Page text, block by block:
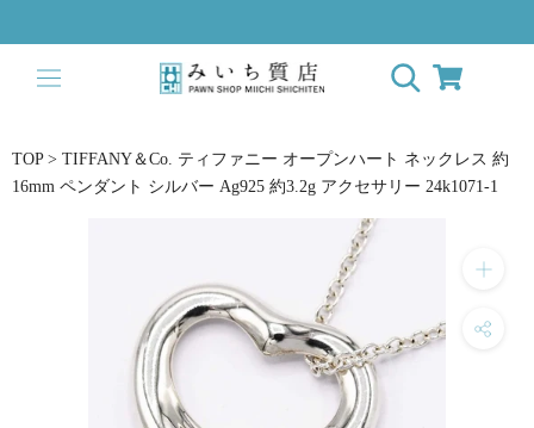
キ
て
コ
TOP > TIFFANY＆Co. ティファニー オープンハート ネックレス 約
16mm ペンダント シルバー Ag925 約3.2g アクセサリー 24k1071-1